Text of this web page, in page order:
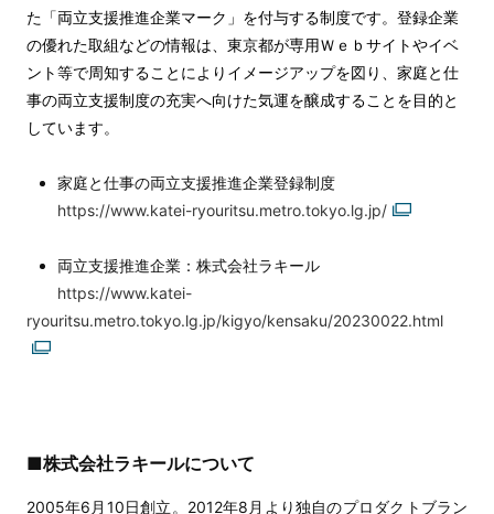
た「両立支援推進企業マーク」を付与する制度です。登録企業
の優れた取組などの情報は、東京都が専用Ｗｅｂサイトやイベ
ント等で周知することによりイメージアップを図り、家庭と仕
事の両立支援制度の充実へ向けた気運を醸成することを目的と
しています。
家庭と仕事の両立支援推進企業登録制度
https://www.katei-ryouritsu.metro.tokyo.lg.jp/
両立支援推進企業：株式会社ラキール
https://www.katei-
ryouritsu.metro.tokyo.lg.jp/kigyo/kensaku/20230022.html
■株式会社ラキールについて
2005年6月10日創立。2012年8月より独自のプロダクトブラン